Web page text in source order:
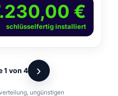
€
schlüsselfertig installiert
1 von 4 ›
ungünstigen